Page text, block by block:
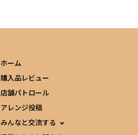
ホーム
購入品レビュー
店舗パトロール
アレンジ投稿
みんなと交流する